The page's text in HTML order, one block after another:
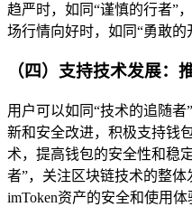
趋严时，如同“谨慎的行者”
场行情向好时，如同“勇敢的
（四）支持技术发展：
用户可以如同“技术的追随者
新和安全改进，积极支持钱
术，提高钱包的安全性和稳
者”，关注区块链技术的整体
imToken资产的安全和使用